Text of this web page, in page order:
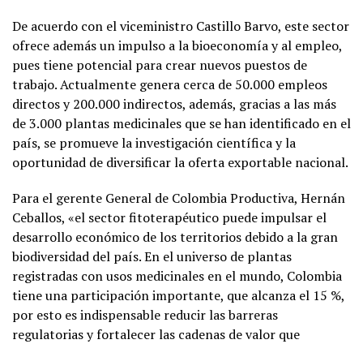
De acuerdo con el viceministro Castillo Barvo, este sector
ofrece además un impulso a la bioeconomía y al empleo,
pues tiene potencial para crear nuevos puestos de
trabajo. Actualmente genera cerca de 50.000 empleos
directos y 200.000 indirectos, además, gracias a las más
de 3.000 plantas medicinales que se han identificado en el
país, se promueve la investigación científica y la
oportunidad de diversificar la oferta exportable nacional.
Para el gerente General de Colombia Productiva, Hernán
Ceballos, «el sector fitoterapéutico puede impulsar el
desarrollo económico de los territorios debido a la gran
biodiversidad del país. En el universo de plantas
registradas con usos medicinales en el mundo, Colombia
tiene una participación importante, que alcanza el 15 %,
por esto es indispensable reducir las barreras
regulatorias y fortalecer las cadenas de valor que